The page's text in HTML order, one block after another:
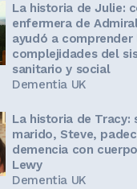
La historia de Julie:
enfermera de
ayudó a comprender
complejidades del
sanitario y social
Dementia UK
La historia de Tracy:
marido, Steve,
demencia con
Lewy
Dementia UK